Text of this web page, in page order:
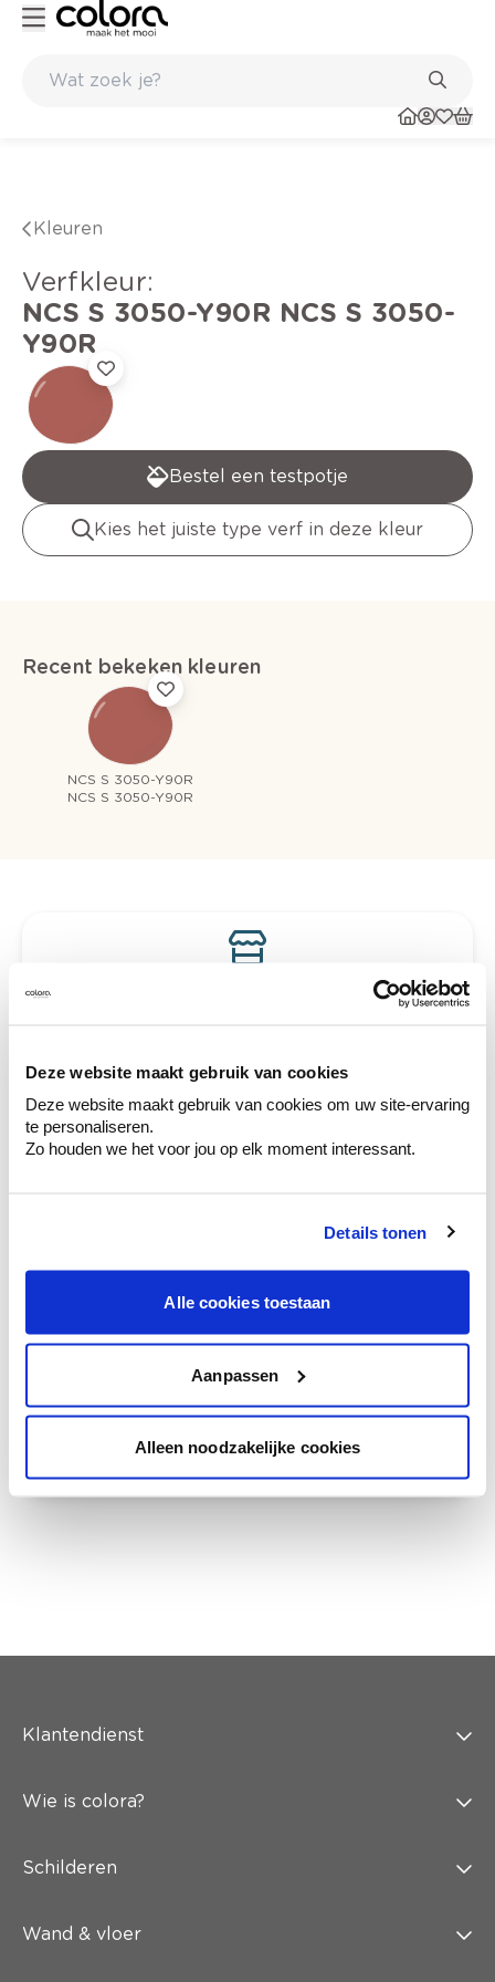
Deze website maakt gebruik van cookies
Deze website maakt gebruik van cookies om uw site-ervaring
te personaliseren.
Zo houden we het voor jou op elk moment interessant.
Details tonen
Alle cookies toestaan
Aanpassen
Alleen noodzakelijke cookies
Kleuren
verfkleur:
NCS S 3050-Y90R NCS S 3050-
Y90R
Bestel een testpotje
Kies het juiste type verf in deze kleur
Recent bekeken kleuren
NCS S 3050-Y90R
NCS S 3050-Y90R
Ontdek er kleurechte stalen van je
Bekijk er de bijhorende tinten om je kleur
Krijg persoonlijk advies om kleuren te
combineren.
Ga samen met de kleuradviseur door je
Krijg kleuradvies op basis van de lichtinval
en je meubels.
van je muren.
Klantendienst
Wie is colora?
Schilderen
Wand & vloer